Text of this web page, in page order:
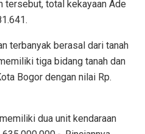
tersebut, total kekayaan Ade
terbanyak berasal dari tanah
tiga bidang tanah dan
Bogor dengan nilai Rp.
dua unit kendaraan